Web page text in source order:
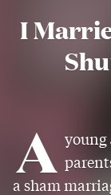
I
A young
a sham